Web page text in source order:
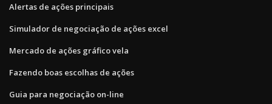
Alertas de ações principais
Simulador de negociação de ações excel
Mercado de ações gráfico vela
Fazendo boas escolhas de ações
Guia para negociação on-line